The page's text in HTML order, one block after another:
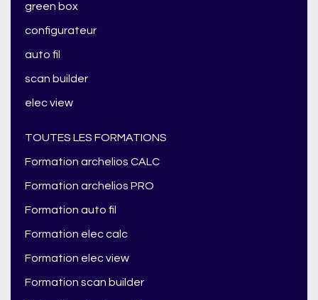
green box
configurateur
auto fil
scan builder
elec view
TOUTES LES FORMATIONS
Formation archelios CALC
Formation archelios PRO
Formation auto fil
Formation elec calc
Formation elec view
Formation scan builder